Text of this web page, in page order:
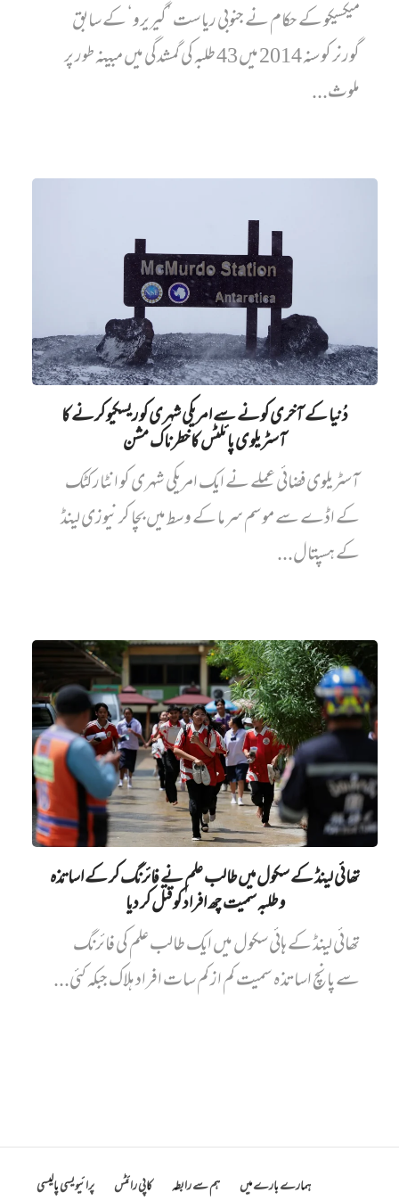
میکسیکو کے حکام نے جنوبی ریاست ’گیریرو‘ کے سابق
گورنر کو سنہ 2014 میں 43 طلبہ کی گمشدگی میں مبینہ طور پر
ملوث...
دُنیا کے آخری کونے سے امریکی شہری کو ریسکیو کرنے کا
آسٹریلوی پائلٹس کا خطرناک مشن
آسٹریلوی فضائی عملے نے ایک امریکی شہری کو انٹارکٹک
کے اڈے سے موسم سرما کے وسط میں بچا کر نیوزی لینڈ
کے ہسپتال...
تھائی لینڈ کے سکول میں طالب علم نے فائرنگ کر کے اساتذہ
و طلبہ سمیت چھ افراد کو قتل کر دیا
تھائی لینڈ کے ہائی سکول میں ایک طالب علم کی فائرنگ
سے پانچ اساتذہ سمیت کم از کم سات افراد ہلاک جبکہ کئی...
ہمارے بارے میں ہم سے رابطہ کاپی رائٹس پرائیویسی پالیسی